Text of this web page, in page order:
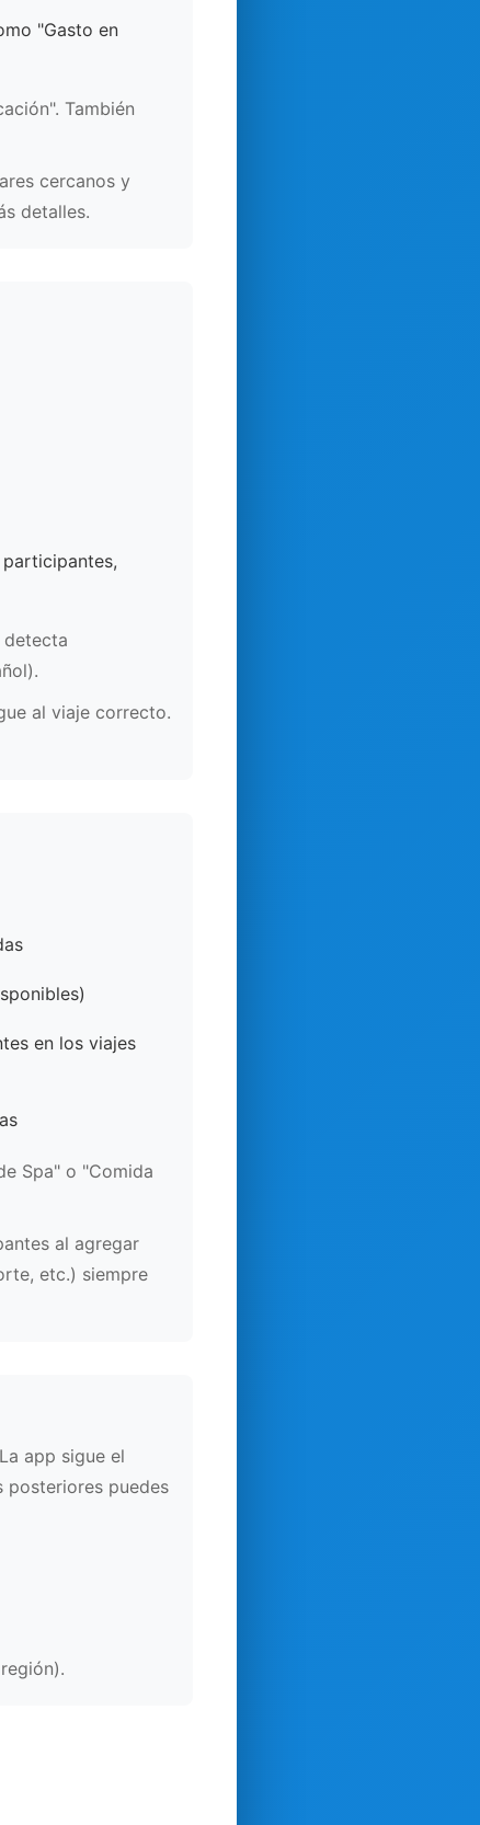
"Gasto en
También
cercanos y
detalles.
detecta
al viaje correcto.
en los viajes
Spa" o "Comida
al agregar
etc.) siempre
app sigue el
posteriores puedes